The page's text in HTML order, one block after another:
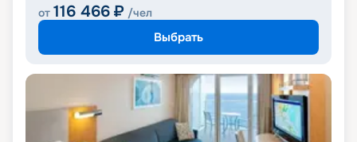
от 116 466 ₽ /чел
Выбрать